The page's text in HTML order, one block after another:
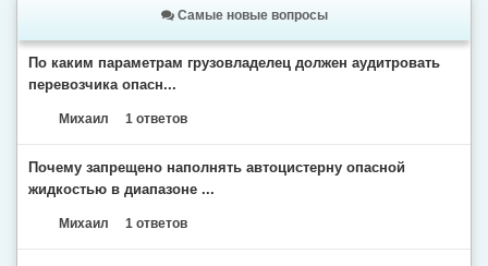
Самые новые вопросы
По каким параметрам грузовладелец должен аудитровать
перевозчика опасн...
Михаил 1 ответов
Почему запрещено наполнять автоцистерну опасной
жидкостью в диапазоне ...
Михаил 1 ответов